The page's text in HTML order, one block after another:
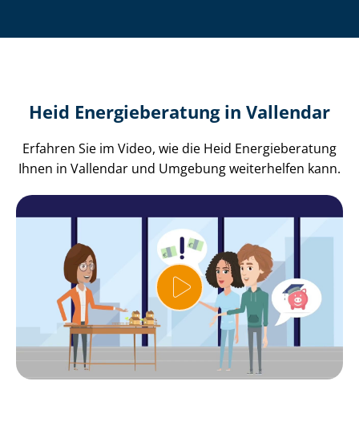
Heid Energieberatung in Vallendar
Erfahren Sie im Video, wie die Heid Energieberatung
Ihnen in Vallendar und Umgebung weiterhelfen kann.